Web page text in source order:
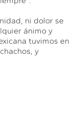
ni dolor se
ánimo y
tuvimos en
y